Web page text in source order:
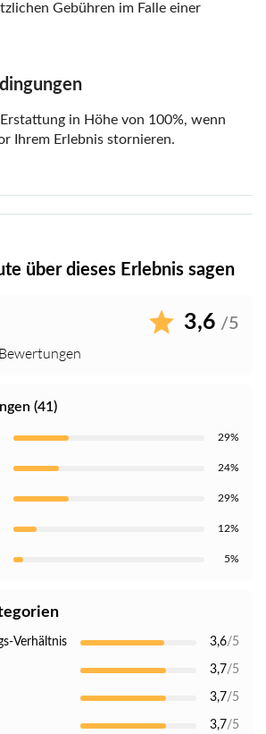
Gebühren im Falle einer
in Höhe von 100%, wenn
Ihrem Erlebnis stornieren.
über dieses Erlebnis sagen
3,6 /5
(41)
29%
24%
29%
12%
5%
Verhältnis 3,6/5
3,7/5
3,7/5
3,7/5